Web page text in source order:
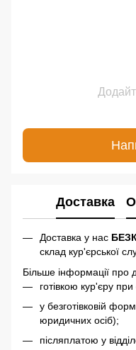
Доставка
Доставка у нас
склад кур'єрської
Більше інформації про
готівкою кур'єру
у безготівковій
юридичних осіб);
післяплатою у